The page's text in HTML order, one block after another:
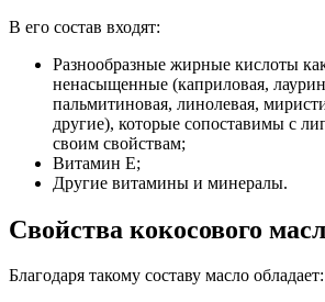
В его состав входят:
Разнообразные жирные кислоты
ненасыщенные (каприловая,
пальмитиновая, линолевая,
другие), которые сопоставимы с
своим свойствам;
Витамин Е;
Другие витамины и минералы.
Свойства кокосового
Благодаря такому составу масло обладает: